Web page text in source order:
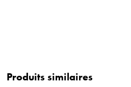
Produits similaires